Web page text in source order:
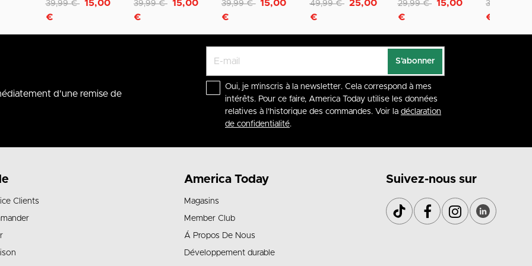
39,99 € 15,00
€
39,99 € 15,00
€
39,99 € 15,00
€
49,99 €
25,00
€
29,99 € 15,00
€
39,99 €
€
d'une remise de
S'abonner
Oui, je m'inscris à la newsletter. Cela correspond à mes
intérêts. Pour ce faire, America Today utilise les données
relatives à l'historique des commandes. Voir la déclaration
de confidentialité.
Clients
America Today
Magasins
Member Club
Á Propos De Nous
Développement durable
Suivez-nous sur